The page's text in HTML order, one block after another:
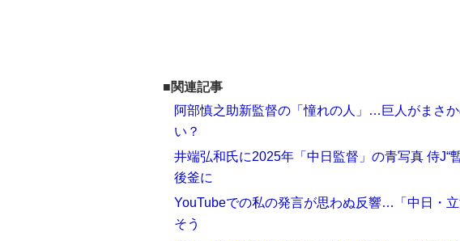
■関連記事
阿部慎之助新監督の「憧れの人」…巨人がまさ
い？
井端弘和氏に2025年「中日監督」の青写真 侍J“
後釜に
YouTubeでの私の発言が思わぬ反響…「中日・
そう